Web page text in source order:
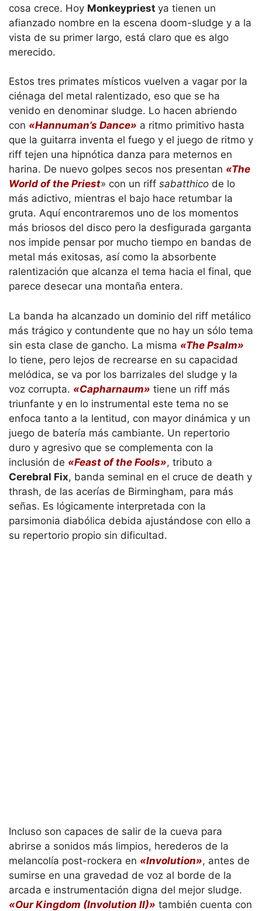
cosa crece. Hoy Monkeypriest ya tienen un
afianzado nombre en la escena doom-sludge y a la
vista de su primer largo, está claro que es algo
merecido.
Estos tres primates místicos vuelven a vagar por la
ciénaga del metal ralentizado, eso que se ha
venido en denominar sludge. Lo hacen abriendo
con «Hannuman’s Dance» a ritmo primitivo hasta
que la guitarra inventa el fuego y el juego de ritmo y
riff tejen una hipnótica danza para meternos en
harina. De nuevo golpes secos nos presentan «The
World of the Priest» con un riff sabatthico de lo
más adictivo, mientras el bajo hace retumbar la
gruta. Aquí encontraremos uno de los momentos
más briosos del disco pero la desfigurada garganta
nos impide pensar por mucho tiempo en bandas de
metal más exitosas, así como la absorbente
ralentización que alcanza el tema hacia el final, que
parece desecar una montaña entera.
La banda ha alcanzado un dominio del riff metálico
más trágico y contundente que no hay un sólo tema
sin esta clase de gancho. La misma «The Psalm»
lo tiene, pero lejos de recrearse en su capacidad
melódica, se va por los barrizales del sludge y la
voz corrupta. «Capharnaum» tiene un riff más
triunfante y en lo instrumental este tema no se
enfoca tanto a la lentitud, con mayor dinámica y un
juego de batería más cambiante. Un repertorio
duro y agresivo que se complementa con la
inclusión de «Feast of the Fools», tributo a
Cerebral Fix, banda seminal en el cruce de death y
thrash, de las acerías de Birmingham, para más
señas. Es lógicamente interpretada con la
parsimonia diabólica debida ajustándose con ello a
su repertorio propio sin dificultad.
Incluso son capaces de salir de la cueva para
abrirse a sonidos más limpios, herederos de la
melancolía post-rockera en «Involution», antes de
sumirse en una gravedad de voz al borde de la
arcada e instrumentación digna del mejor sludge.
«Our Kingdom (Involution II)» también cuenta con